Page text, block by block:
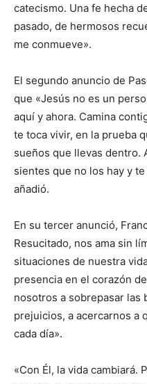
catecismo. Una fe hecha
pasado, de hermosos
me conmueve».
El segundo anuncio de
que «Jesús no es un
aquí y ahora. Camina
te toca vivir, en la prueba
sueños que llevas dentro.
sientes que no los hay y
añadió.
En su tercer anunció,
Resucitado, nos ama sin
situaciones de nuestra
presencia en el corazón
nosotros a sobrepasar las
prejuicios, a acercarnos a
cada día».
«Con Él, la vida cambiará.